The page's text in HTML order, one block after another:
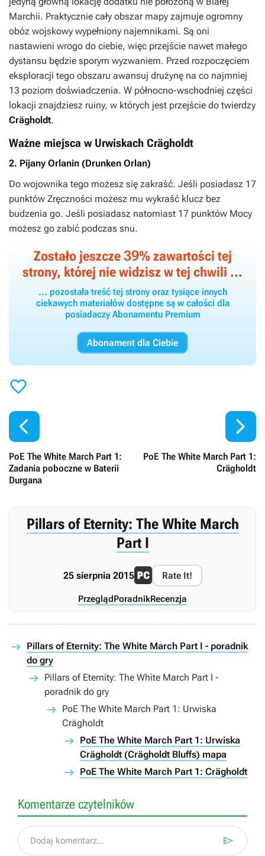
Marchii. Praktycznie cały obszar mapy zajmuje ogromny
obóz wojskowy wypełniony najemnikami. Są oni
nastawieni wrogo do ciebie, więc przejście nawet małego
dystansu będzie sporym wyzwaniem. Przed rozpoczęciem
eksploracji tego obszaru awansuj drużynę na co najmniej
13 poziom doświadczenia. W północno-wschodniej części
lokacji znajdziesz ruiny, w których jest przejście do twierdzy
Crägholdt.
Ważne miejsca w Urwiskach Crägholdt
2. Pijany Orlanin (Drunken Orlan)
Do wojownika tego możesz się zakraść. Jeśli posiadasz 17
punktów Zręczności możesz mu wykraść klucz bez
budzenia go. Jeśli posiadasz natomiast 17 punktów Mocy
możesz go zabić podczas snu.
Zostało jeszcze39% zawartości tej
strony, której nie widzisz w tej chwili ...
... pozostała treść tej strony oraz tysiące innych
ciekawych materiałów dostępne są w całości dla
posiadaczy Abonamentu Premium
Abonament dla Ciebie


PoE The White March Part 1:
Zadania poboczne w Baterii
Durgana
PoE The White March Part 1:
Crägholdt

Pillars of Eternity: The White March
Part I
25 sierpnia 2015 Rate It!
PrzeglądPoradnikRecenzja
Pillars of Eternity: The White March Part I - poradnik
do gry
Pillars of Eternity: The White March Part I -
poradnik do gry
PoE The White March Part 1: Urwiska
Crägholdt
PoE The White March Part 1: Urwiska
Crägholdt (Crägholdt Bluffs) mapa
PoE The White March Part 1: Crägholdt
Komentarze czytelników
Dodaj komentarz... 